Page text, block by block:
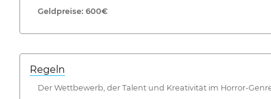
Geldpreise: 600€
Regeln
Der Wettbewerb, der Talent und Kreativität im Horror-